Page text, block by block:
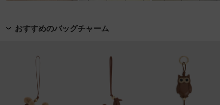
おすすめのバッグチャーム